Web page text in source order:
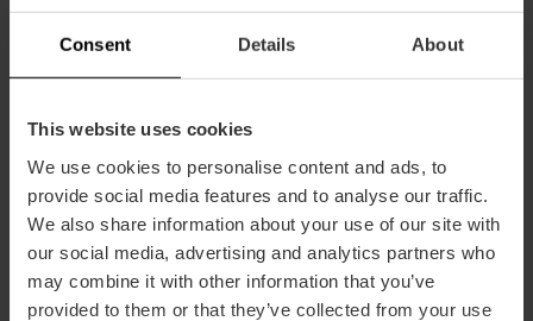
Consent Details About
This website uses cookies
We use cookies to personalise content and ads, to
provide social media features and to analyse our traffic.
We also share information about your use of our site with
our social media, advertising and analytics partners who
may combine it with other information that you’ve
provided to them or that they’ve collected from your use
y Entrada al Oceanogràfic, Museo
de las Ciencias y Hemisfèric
4.9 - 920 opiniones
Desde81,25 € 73,13 €